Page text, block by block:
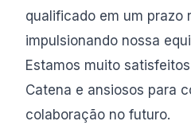
qualificado em um prazo
impulsionando nossa
Estamos muito
Catena e ansiosos para
colaboração no futuro.